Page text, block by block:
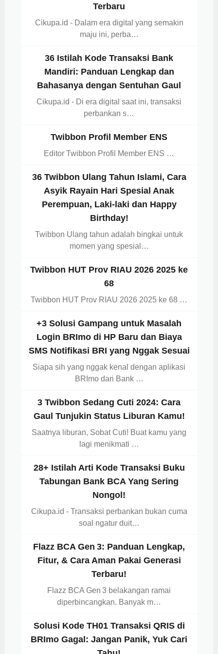
Terbaru
Cikupa.id - Dalam era digital yang semakin
maju ini, perba…
36 Istilah Kode Transaksi Bank
Mandiri: Panduan Lengkap dan
Bahasanya dengan Sentuhan Gaul
Cikupa.id - Di era digital saat ini, transaksi
perbankan s…
Twibbon Profil Member ENS
Editor Twibbon Profil Member ENS …
36 Twibbon Ulang Tahun Islami, Cara
Asyik Rayain Hari Spesial Anak
Perempuan, Laki-laki dan Happy
Birthday!
Twibbon Ulang tahun adalah bingkai untuk
momen yang spesial…
Twibbon HUT Prov RIAU 2026 2025 ke
68
Twibbon HUT Prov RIAU 2026 2025 ke 68 …
+3 Solusi Gampang untuk Masalah
Login BRImo di HP Baru dan Biaya
SMS Notifikasi BRI yang Nggak Sesuai
Siapa sih yang nggak kenal dengan aplikasi
BRImo dari Bank …
3 Twibbon Sedang Cuti 2024: Cara
Gaul Tunjukin Status Liburan Kamu!
Saatnya liburan, Sobat Cuti! Buat kamu yang
lagi menikmati …
28+ Istilah Arti Kode Transaksi Buku
Tabungan Bank BCA Yang Sering
Nongol!
Cikupa.id - Transaksi perbankan bukan cuma
soal ngatur duit…
Flazz BCA Gen 3: Panduan Lengkap,
Fitur, & Cara Aman Pakai Generasi
Terbaru!
Flazz BCA Gen 3 belakangan ramai
diperbincangkan. Banyak m…
Solusi Kode TH01 Transaksi QRIS di
BRImo Gagal: Jangan Panik, Yuk Cari